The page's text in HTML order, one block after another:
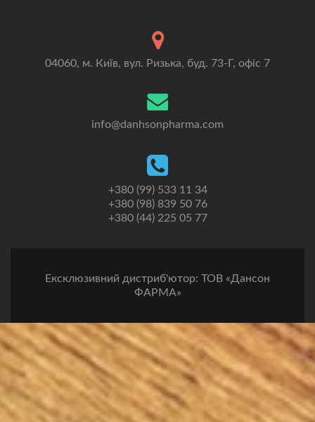
04060, м. Київ, вул. Ризька, буд. 73-Г, офіс 7
info@danhsonpharma.com
+380 (99) 533 11 34
+380 (98) 839 50 76
+380 (44) 225 05 77
Ексклюзивний дистриб'ютор: ТОВ «Дансон
ФАРМА»